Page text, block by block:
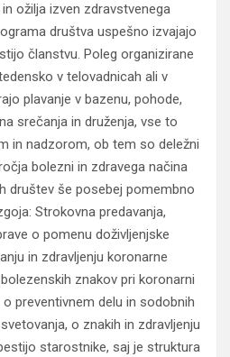
ožilja izven zdravstvenega
društva uspešno izvajajo
članstvu. Poleg organizirane
v telovadnicah ali v
plavanje v bazenu, pohode,
srečanja in druženja, vse to
in nadzorom, ob tem so deležni
bolezni in zdravega načina
društev še posebej pomembno
Strokovna predavanja,
o pomenu doživljenjske
in zdravljenju koronarne
znakov pri koronarni
preventivnem delu in sodobnih
o znakih in zdravljenju
starostnike, saj je struktura